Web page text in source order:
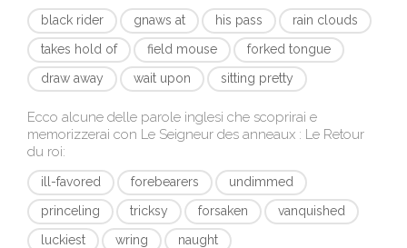
black rider gnaws at his pass
rain clouds
takes hold of
field mouse
forked tongue
draw away
wait upon sitting pretty
Ecco alcune delle parole inglesi che scoprirai e
memorizzerai con Le Seigneur des anneaux : Le Retour
du roi:
ill-favored forebearers
undimmed
princeling
tricksy forsaken
vanquished
luckiest
wring naught